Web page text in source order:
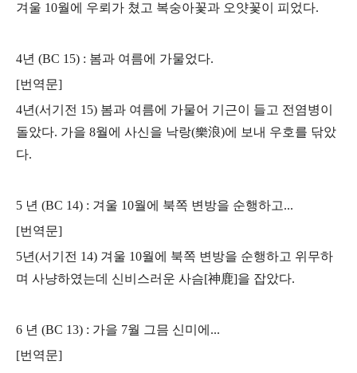
겨울 10월에 우뢰가 쳤고 복숭아꽃과 오얏꽃이 피었다.
4년 (BC 15) : 봄과 여름에 가물었다.
[번역문]
4년(서기전 15) 봄과 여름에 가물어 기근이 들고 전염병이
돌았다. 가을 8월에 사신을 낙랑(樂浪)에 보내 우호를 닦았
다.
5 년 (BC 14) : 겨울 10월에 북쪽 변방을 순행하고...
[번역문]
5년(서기전 14) 겨울 10월에 북쪽 변방을 순행하고 위무하
며 사냥하였는데 신비스러운 사슴[神鹿]을 잡았다.
6 년 (BC 13) : 가을 7월 그믐 신미에...
[번역문]